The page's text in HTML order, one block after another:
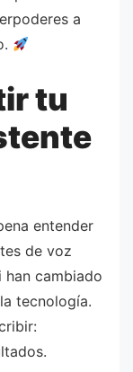
a
tu
entender
de voz
han cambiado
tecnología.